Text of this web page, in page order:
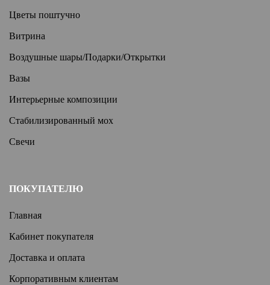
Цветы поштучно
Витрина
Воздушные шары/Подарки/Открытки
Вазы
Интерьерные композиции
Стабилизированный мох
Свечи
ПОКУПАТЕЛЮ
Главная
Кабинет покупателя
Доставка и оплата
Корпоративным клиентам